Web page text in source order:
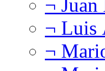
¬ Juan
¬ Luis
¬